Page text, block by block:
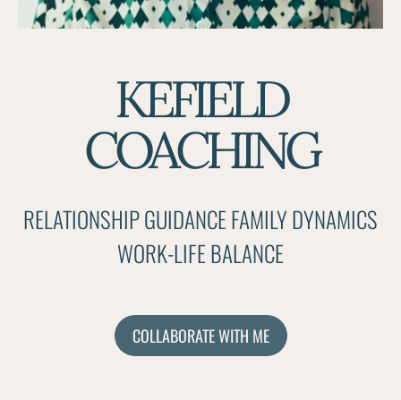
KEFIELD
COACHING
RELATIONSHIP GUIDANCE FAMILY DYNAMICS
WORK-LIFE BALANCE
COLLABORATE WITH ME